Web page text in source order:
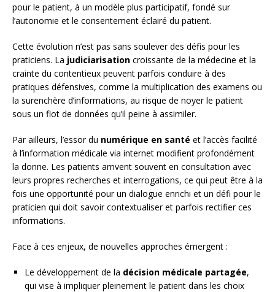
pour le patient, à un modèle plus participatif, fondé sur
l’autonomie et le consentement éclairé du patient.
Cette évolution n’est pas sans soulever des défis pour les
praticiens. La judiciarisation croissante de la médecine et la
crainte du contentieux peuvent parfois conduire à des
pratiques défensives, comme la multiplication des examens ou
la surenchère d’informations, au risque de noyer le patient
sous un flot de données qu’il peine à assimiler.
Par ailleurs, l’essor du numérique en santé et l’accès facilité
à l’information médicale via internet modifient profondément
la donne. Les patients arrivent souvent en consultation avec
leurs propres recherches et interrogations, ce qui peut être à la
fois une opportunité pour un dialogue enrichi et un défi pour le
praticien qui doit savoir contextualiser et parfois rectifier ces
informations.
Face à ces enjeux, de nouvelles approches émergent :
Le développement de la décision médicale partagée,
qui vise à impliquer pleinement le patient dans les choix